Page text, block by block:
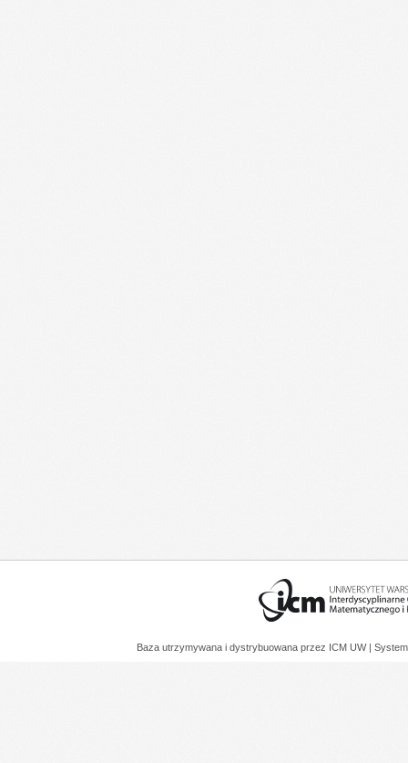
Baza utrzymywana i dystrybuowana przez ICM UW |